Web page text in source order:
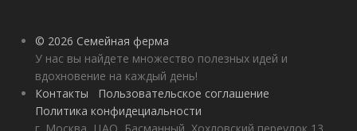
© 2026 Семейная ферма
У нас вы найдете множество полезных идей и
вдохновение на каждый день!
Контакты
Пользовательское соглашение
Политика конфидециальности